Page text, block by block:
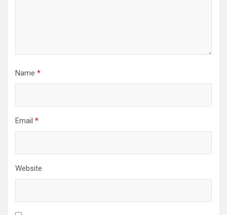
Name *
Email *
Website